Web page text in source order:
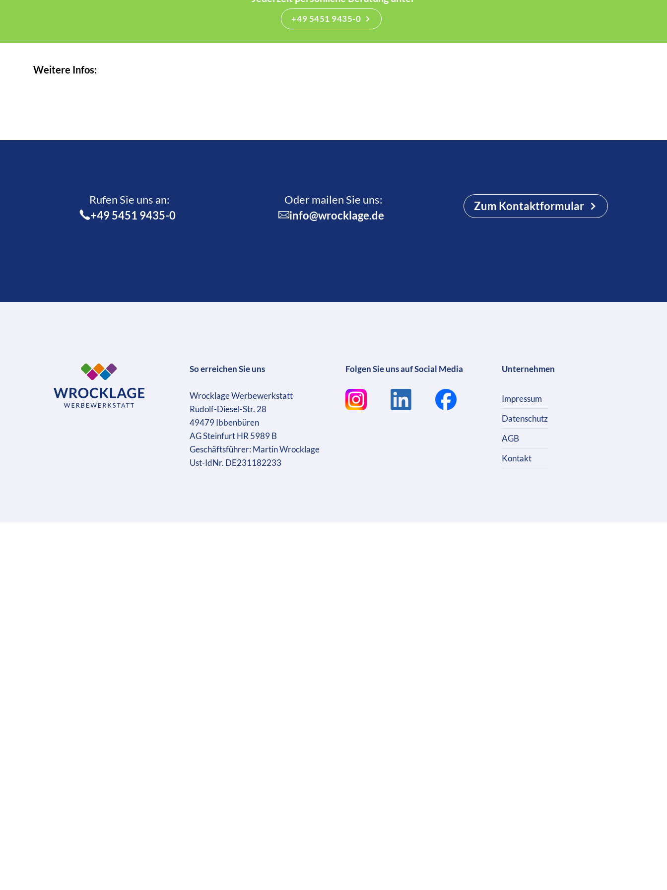
+49 5451 9435-0
Weitere Infos:
Rufen Sie uns an:­
+49 5451 9435-0
Oder mailen Sie uns:
info@wrocklage.de
Zum Kontaktformular
So erreichen Sie uns
Wrocklage Werbewerkstatt
Rudolf-Diesel-Str. 28
49479 Ibbenbüren
AG Steinfurt HR 5989 B
Geschäftsführer: Martin Wrocklage
Ust-IdNr. DE231182233
Folgen Sie uns auf Social Media Unternehmen
Impressum
Datenschutz
AGB
Kontakt